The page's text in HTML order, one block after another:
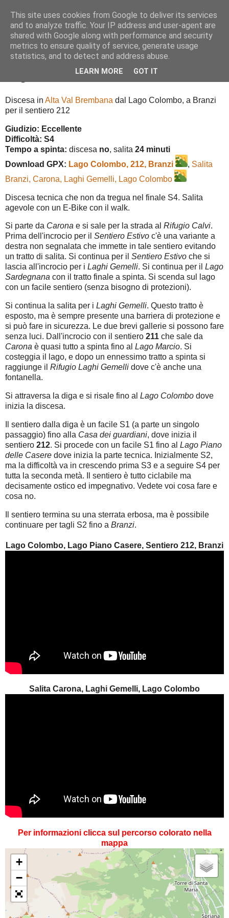
Lago Colombo, Sentiero 212, Branzi
Discesa in Alta Val Brembana dal Lago Colombo, a Branzi
per il sentiero 212
Giudizio: Eccellente
Difficoltà: S4
Tempo a spinta: discesa no, salita 24 minuti
Download GPX: Lago Colombo, 212, Branzi , Salita
Branzi, Carona, Laghi Gemelli, Lago Colombo
Discesa tecnica che non da tregua nel finale S4. Salita
agevole con un E-Bike con il walk.
Si parte da Carona e si sale per la strada al Rifugio Calvi.
Prima dell'incrocio per il Sentiero Estivo c'è una variante a
destra non segnalata che immette in tale sentiero evitando
un tratto di salita. Si continua per il Sentiero Estivo che si
lascia all'incrocio per i Laghi Gemelli. Si continua per il Lago
Sardegnana con il tratto finale a spinta. Si scenda sul lago
con un facile sentiero (senza bisogno di protezioni).
Si continua la salita per i Laghi Gemelli. Questo tratto è
esposto, ma è sempre presente una barriera di protezione e
si può fare in sicurezza. Le due brevi gallerie si possono fare
senza luci. Dall'incrocio con il sentiero 211 che sale da
Carona è quasi tutto a spinta fino al Lago Marcio. Si
costeggia il lago, e dopo un ennessimo tratto a spinta si
raggiunge il Rifugio Laghi Gemelli dove c'è anche una
fontanella.
Si attraversa la diga e si risale fino al Lago Colombo dove
inizia la discesa.
Il sentiero dalla diga è un facile S1 (a parte un singolo
passaggio) fino alla Casa dei guardiani, dove inizia il
sentiero 212. Si procede con un facile S1 fino al Lago Piano
delle Casere dove inizia la parte tecnica. Inizialmente S2,
ma la difficoltà va in crescendo prima S3 e a seguire S4 per
tutta la seconda metà. Il sentiero è tutto ciclabile ma
decisamente ostico ed impegnativo. Vedete voi cosa fare e
cosa no.
Il sentiero termina su una sterrata erbosa, ma è possibile
continuare per tagli S2 fino a Branzi.
Lago Colombo, Lago Piano Casere, Sentiero 212, Branzi
Salita Carona, Laghi Gemelli, Lago Colombo
Per informazioni clicca sul percorso colorato nella
mappa
+
−
This site uses cookies from Google to deliver its services
and to analyze traffic. Your IP address and user-agent are
shared with Google along with performance and security
metrics to ensure quality of service, generate usage
statistics, and to detect and address abuse.
LEARN MORE GOT IT